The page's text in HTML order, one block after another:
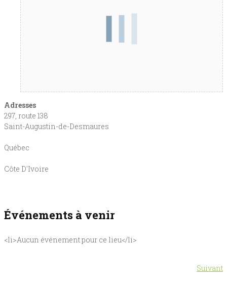
Adresses
297, route 138
Saint-Augustin-de-Desmaures
Québec
Côte D'Ivoire
Événements à venir
<li>Aucun événement pour ce lieu</li>
Suivant